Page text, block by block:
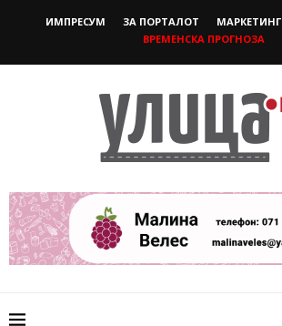
ИМПРЕСУМ ЗА ПОРТАЛОТ МАРКЕТИНГ
ВРЕМЕНСКА ПРОГНОЗА